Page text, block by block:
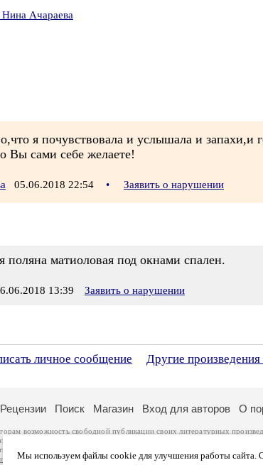
Нина Ачараева
я почувствовала и услышала и запахи,и
Вы сами себе желаете!
05.06.2018 22:54 • Заявить о нарушении
поляна матиоловая под окнами спален.
13:39 Заявить о нарушении
личное сообщение Другие
Мы используем файлы cookie для улучшения работы сайта.
Рецензии Поиск Магазин Вход для авторов О
возможность свободной публикации своих литературных
авторам и охраняются
. Перепечатка произведений возможна
произведений авторы несут самостоятельно на основании
обработки персональных данных. Вы также можете посмотреть